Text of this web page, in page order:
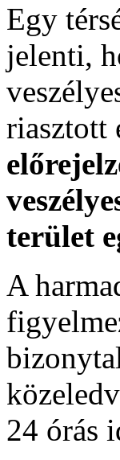
Egy
jelenti,
riasztott
terület
A
24 órás